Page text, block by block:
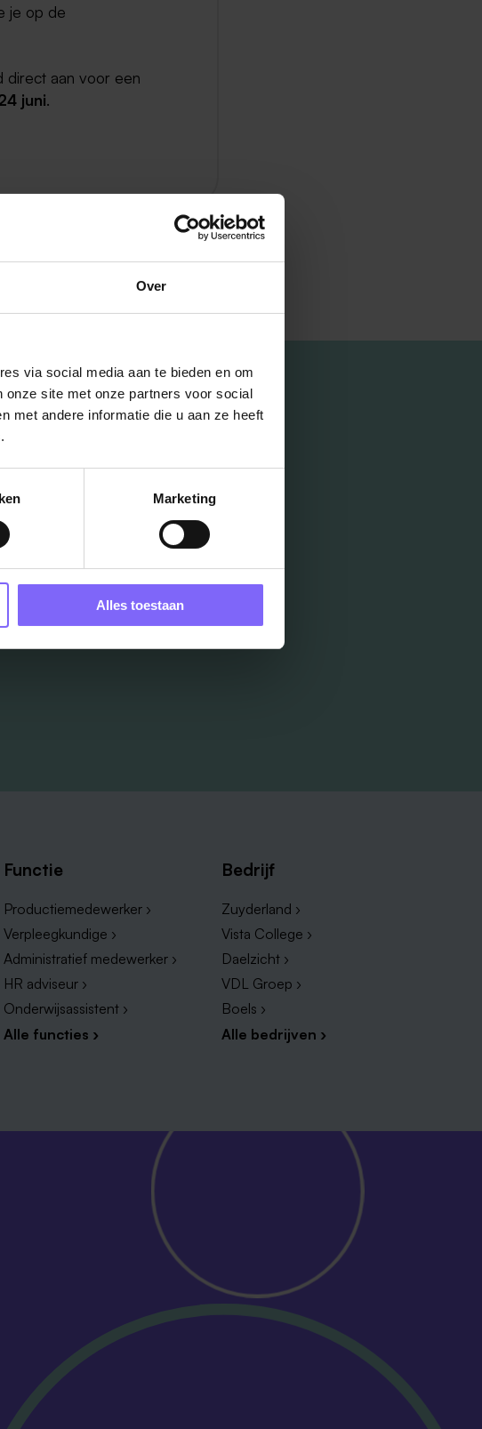
Over
via social media aan te bieden en om
site met onze partners voor social
met andere informatie die u aan ze heeft
Marketing
Alles toestaan
je op de
direct aan voor een
juni.
Functie
Productiemedewerker ›
Verpleegkundige ›
Administratief medewerker ›
HR adviseur ›
Onderwijsassistent ›
Alle functies ›
Bedrijf
Zuyderland ›
Vista College ›
Daelzicht ›
VDL Groep ›
Boels ›
Alle bedrijven ›